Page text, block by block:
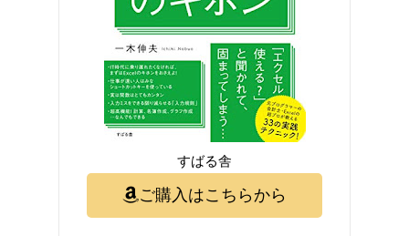
すばる舎
ご購入はこちらから